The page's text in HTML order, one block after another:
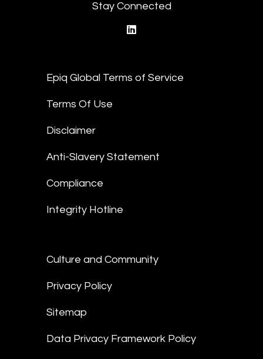
Stay Connected
Epiq Global Terms of Service
Terms Of Use
Disclaimer
Anti-Slavery Statement
Compliance
Integrity Hotline
Culture and Community
Privacy Policy
Sitemap
Data Privacy Framework Policy